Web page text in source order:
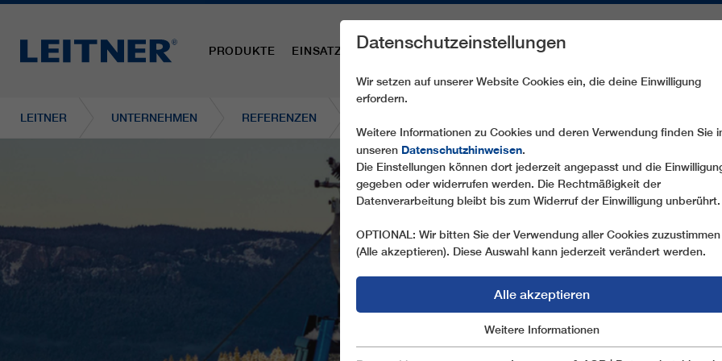
PRODUKTE EINSATZBEREICHE ERSATZTEILE SERVICE
LEITNER UNTERNEHMEN REFERENZEN
Datenschutzeinstellungen
Wir setzen auf unserer Website Cookies ein, die deine Einwilligung
erfordern.
Weitere Informationen zu Cookies und deren Verwendung finden Sie
unseren Datenschutzhinweisen.
Die Einstellungen können dort jederzeit angepasst und die
gegeben oder widerrufen werden. Die Rechtmäßigkeit der
Datenverarbeitung bleibt bis zum Widerruf der Einwilligung unberührt.
OPTIONAL: Wir bitten Sie der Verwendung aller Cookies zuzustimmen
(Alle akzeptieren). Diese Auswahl kann jederzeit verändert werden.
Alle akzeptieren
Marketing
Weitere Informationen